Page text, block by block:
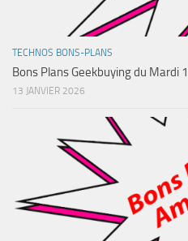
TECHNOS BONS-PLANS
Bons Plans Geekbuying du Mardi
13 JANVIER 2026